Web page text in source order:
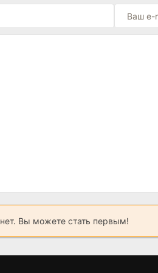
Вы можете стать первым!